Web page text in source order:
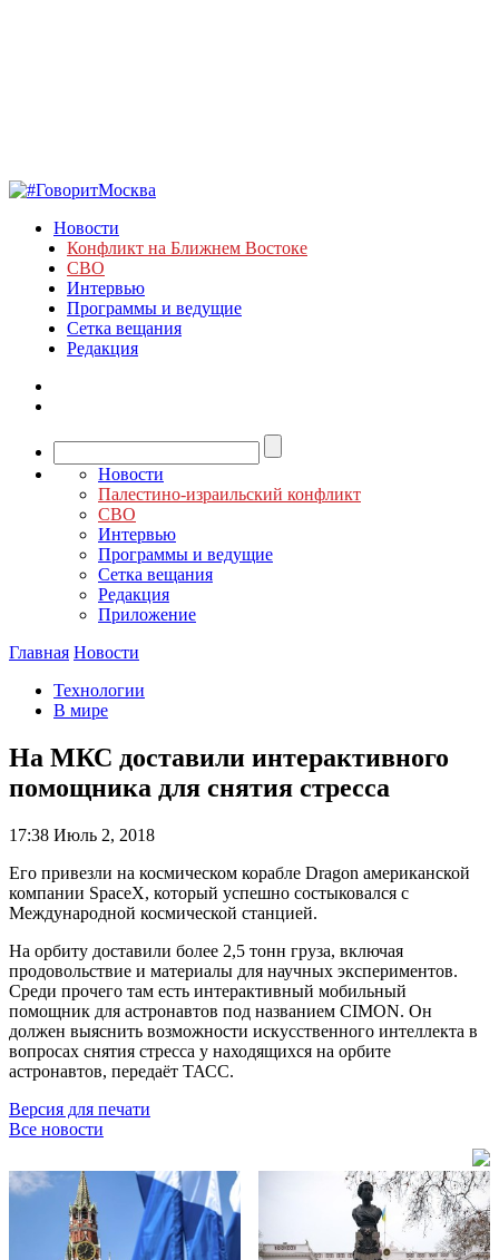
Новости
Конфликт на Ближнем Востоке
СВО
Интервью
Программы и ведущие
Сетка вещания
Редакция
Новости
Палестино-израильский конфликт
СВО
Интервью
Программы и ведущие
Сетка вещания
Редакция
Приложение
Главная Новости
Технологии
В мире
На МКС доставили интерактивного
помощника для снятия стресса
17:38 Июль 2, 2018
Его привезли на космическом корабле Dragon американской
компании SpaceX, который успешно состыковался с
Международной космической станцией.
На орбиту доставили более 2,5 тонн груза, включая
продовольствие и материалы для научных экспериментов.
Среди прочего там есть интерактивный мобильный
помощник для астронавтов под названием CIMON. Он
должен выяснить возможности искусственного интеллекта в
вопросах снятия стресса у находящихся на орбите
астронавтов, передаёт ТАСС.
Версия для печати
Все новости